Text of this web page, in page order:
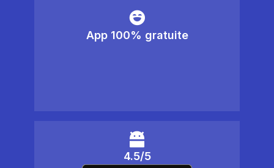
App 100% gratuite
4.5/5